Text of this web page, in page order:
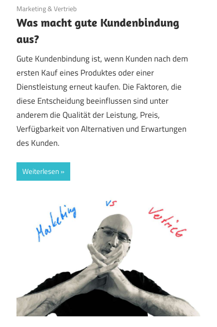
21. Juli 2023
Marketing & Vertrieb
Was macht gute Kundenbindung
aus?
Gute Kundenbindung ist, wenn Kunden nach dem
ersten Kauf eines Produktes oder einer
Dienstleistung erneut kaufen. Die Faktoren, die
diese Entscheidung beeinflussen sind unter
anderem die Qualität der Leistung, Preis,
Verfügbarkeit von Alternativen und Erwartungen
des Kunden.
Weiterlesen